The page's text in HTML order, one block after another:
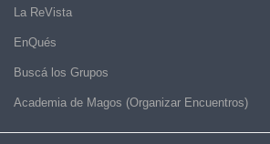
La ReVista
EnQués
Buscá los Grupos
Academia de Magos (Organizar Encuentros)